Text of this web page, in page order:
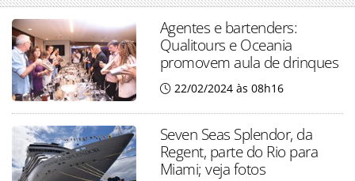
Agentes e bartenders:
Qualitours e Oceania
promovem aula de drinques
22/02/2024 às 08h16
Seven Seas Splendor, da
Regent, parte do Rio para
Miami; veja fotos